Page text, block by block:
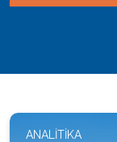
ANALITIKA